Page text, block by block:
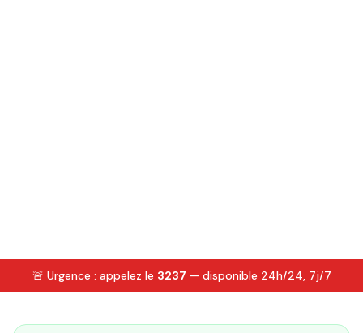
🚨 Urgence : appelez le 3237 — disponible 24h/24, 7j/7